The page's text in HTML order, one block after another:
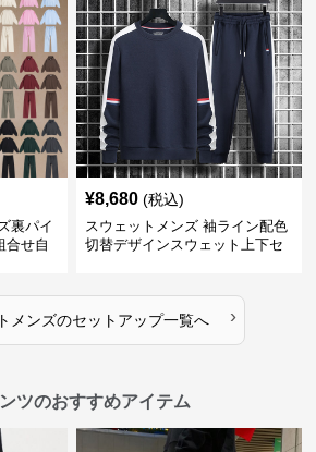
裏パイ
合せ自
¥8,680 (税込)
スウェットメンズ 袖ライン配色
切替デザインスウェット上下セ
メンズのセットアップ一覧へ ›
ツのおすすめアイテム